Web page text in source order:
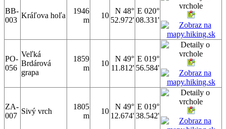
BB-
003
Kráľova hoľa
1946
m
10
N 48°
52.972'
E 020°
08.331'
PO-
056
Veľká
Brdárová
grapa
1859
m
10
N 49°
11.812'
E 019°
56.584'
ZA-
007
Sivý vrch
1805
m
10
N 49°
12.674'
E 019°
38.542'